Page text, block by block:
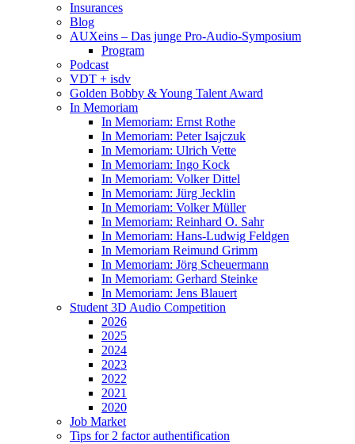
Insurances
Blog
AUXeins – Das junge Pro-Audio-Symposium
Program
Podcast
VDT + isdv
Golden Bobby & Young Talent Award
In Memoriam
In Memoriam: Ernst Rothe
In Memoriam: Peter Isajczuk
In Memoriam: Ulrich Vette
In Memoriam: Ingo Kock
In Memoriam: Volker Dittel
In Memoriam: Jürg Jecklin
In Memoriam: Volker Müller
In Memoriam: Reinhard O. Sahr
In Memoriam: Hans-Ludwig Feldgen
In Memoriam Reimund Grimm
In Memoriam: Jörg Scheuermann
In Memoriam: Gerhard Steinke
In Memoriam: Jens Blauert
Student 3D Audio Competition
2026
2025
2024
2023
2022
2021
2020
Job Market
Tips for 2 factor authentification